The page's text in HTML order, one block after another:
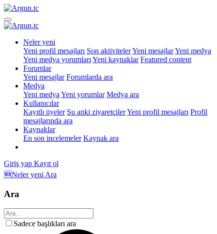
Neler yeni
Yeni profil mesajları Son aktivitelerYeni mesajlarYeni medya
Yeni medya yorumları Yeni kaynaklar Featured content
Forumlar
Yeni mesajlar Forumlarda ara
Medya
Yeni medya Yeni yorumlar Medya ara
Kullanıcılar
Kayıtlı üyeler Şu anki ziyaretçilerYeni profil mesajları Profil
mesajlarında ara
Kaynaklar
En son incelemeler Kaynak ara
Giriş yap Kayıt ol
🆕Neler yeni Ara
Ara
Sadece başlıkları ara